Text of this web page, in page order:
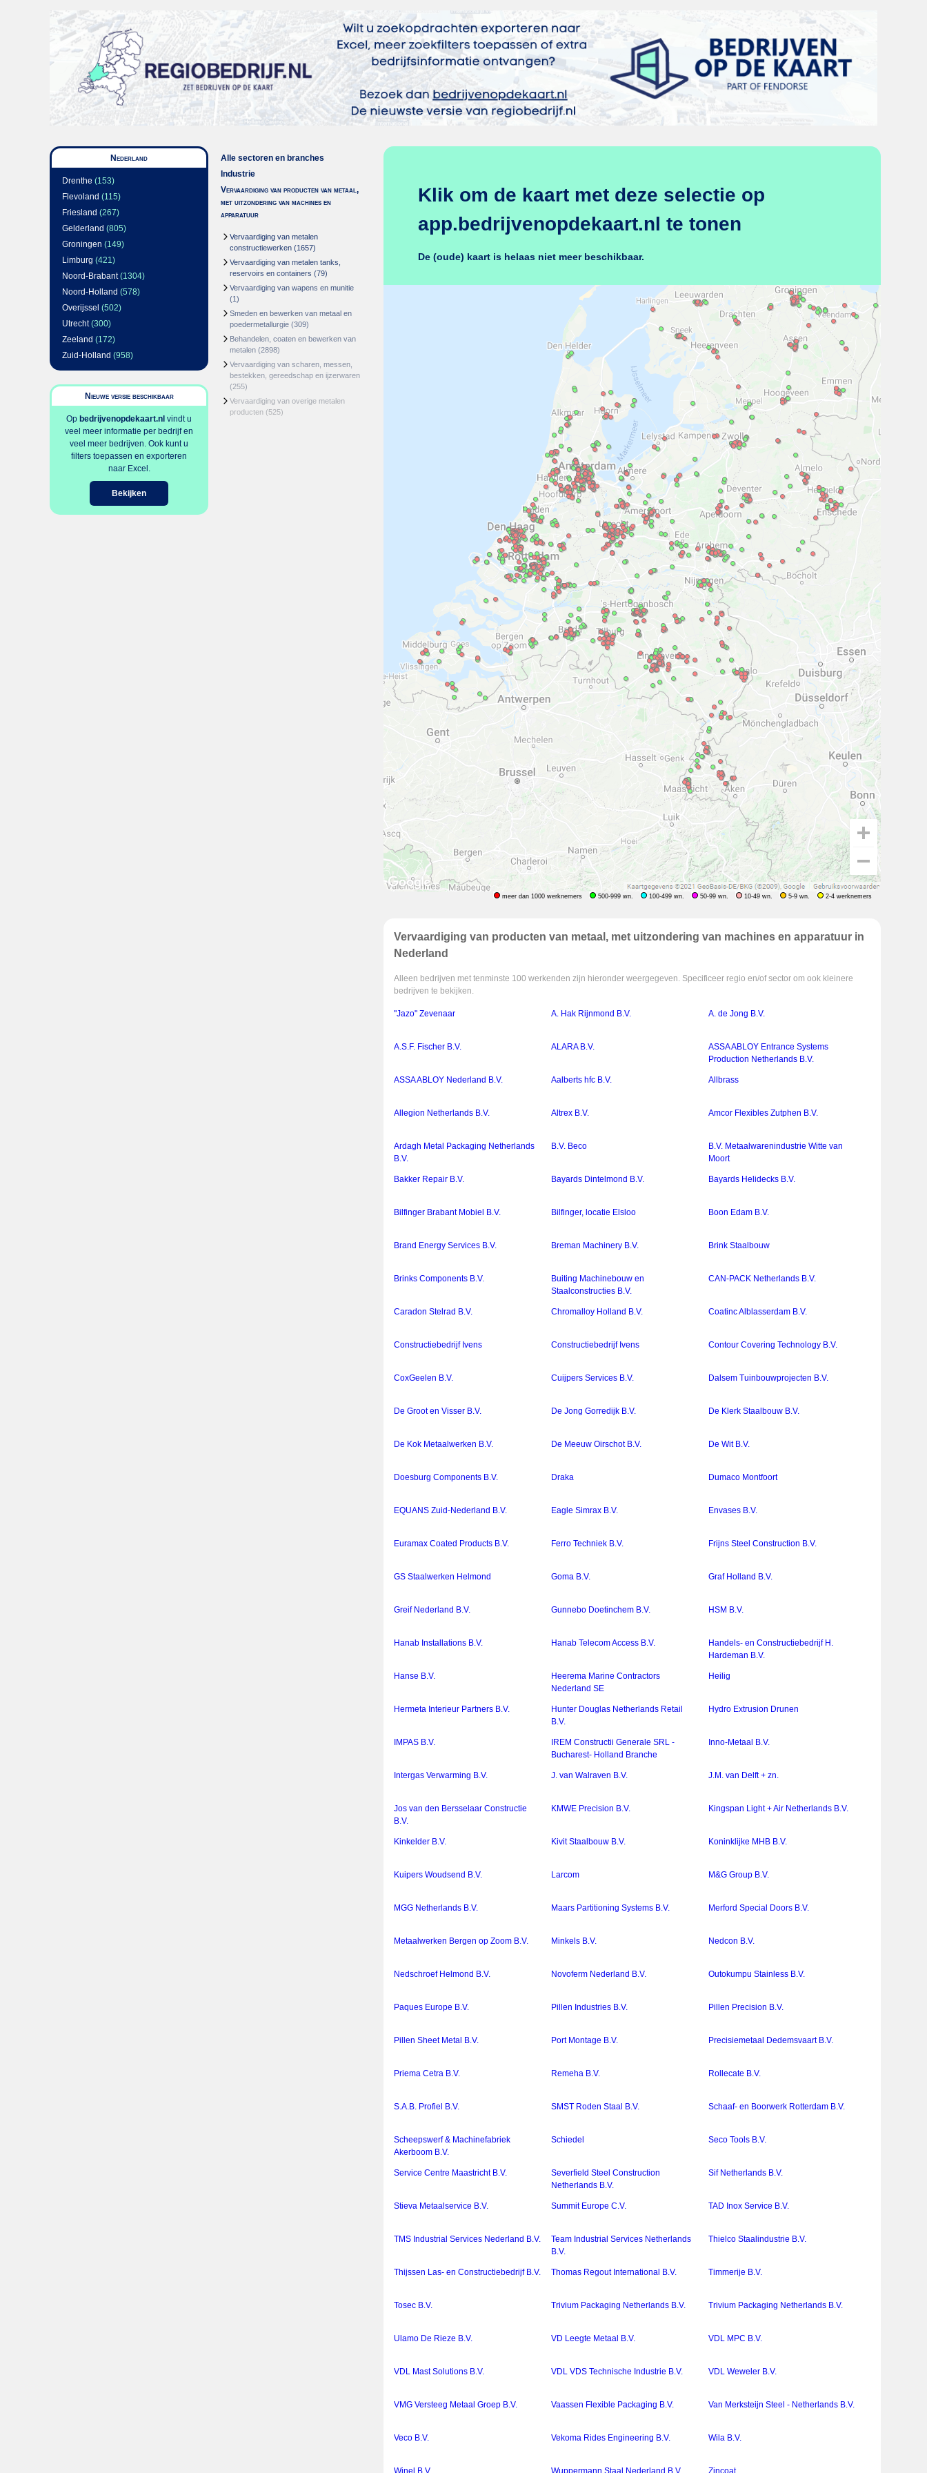
Nederland
Drenthe (153)
Flevoland (115)
Friesland (267)
Gelderland (805)
Groningen (149)
Limburg (421)
Noord-Brabant(1304)
Noord-Holland (578)
Overijssel (502)
Utrecht(300)
Zeeland (172)
Zuid-Holland (958)
Nieuwe versie beschikbaar
Op bedrijvenopdekaart.nl vindt u
veel meer informatie per bedrijf en
veel meer bedrijven. Ook kunt u
filters toepassen en exporteren
naar Excel.
Bekijken
Alle sectoren en branches
Industrie
Vervaardiging van producten van metaal,
met uitzondering van machines en
apparatuur
Vervaardiging van metalen
constructiewerken (1657)
Vervaardiging van metalen tanks,
reservoirs en containers (79)
Vervaardiging van wapens en munitie
(1)
Smeden en bewerken van metaal en
poedermetallurgie (309)
Behandelen, coaten en bewerken van
metalen (2898)
Vervaardiging van scharen, messen,
bestekken, gereedschap en ijzerwaren
(255)
Vervaardiging van overige metalen
producten (525)
Klik om de kaart met deze selectie op
app.bedrijvenopdekaart.nl te tonen
De (oude) kaart is helaas niet meer beschikbaar.
meer dan 1000 werknemers 500-999 wn. 100-499 wn. 50-99 wn. 10-49 wn. 5-9 wn. 2-4 werknemers
Vervaardiging van producten van metaal, met uitzondering van machines en apparatuur in
Nederland
Alleen bedrijven met tenminste 100 werkenden zijn hieronder weergegeven. Specificeer regio en/of sector om ook kleinere
bedrijven te bekijken.
"Jazo" Zevenaar A. Hak Rijnmond B.V. A. de Jong B.V.
A.S.F. Fischer B.V. ALARA B.V.
ASSA ABLOY Entrance Systems
Production Netherlands B.V.
ASSA ABLOY Nederland B.V. Aalberts hfc B.V. Allbrass
Allegion Netherlands B.V. Altrex B.V. Amcor Flexibles Zutphen B.V.
Ardagh Metal Packaging Netherlands
B.V.
B.V. Beco
B.V. Metaalwarenindustrie Witte van
Moort
Bakker Repair B.V. Bayards Dintelmond B.V. Bayards Helidecks B.V.
Bilfinger Brabant Mobiel B.V. Bilfinger, locatie Elsloo Boon Edam B.V.
Brand Energy Services B.V. Breman Machinery B.V. Brink Staalbouw
Brinks Components B.V.
Buiting Machinebouw en
Staalconstructies B.V.
CAN-PACK Netherlands B.V.
Caradon Stelrad B.V. Chromalloy Holland B.V. Coatinc Alblasserdam B.V.
Constructiebedrijf Ivens Constructiebedrijf Ivens Contour Covering Technology B.V.
CoxGeelen B.V. Cuijpers Services B.V. Dalsem Tuinbouwprojecten B.V.
De Groot en Visser B.V. De Jong Gorredijk B.V. De Klerk Staalbouw B.V.
De Kok Metaalwerken B.V. De Meeuw Oirschot B.V. De Wit B.V.
Doesburg Components B.V. Draka Dumaco Montfoort
EQUANS Zuid-Nederland B.V. Eagle Simrax B.V. Envases B.V.
Euramax Coated Products B.V. Ferro Techniek B.V. Frijns Steel Construction B.V.
GS Staalwerken Helmond Goma B.V. Graf Holland B.V.
Greif Nederland B.V. Gunnebo Doetinchem B.V. HSM B.V.
Hanab Installations B.V. Hanab Telecom Access B.V.
Handels- en Constructiebedrijf H.
Hardeman B.V.
Hanse B.V.
Heerema Marine Contractors
Nederland SE
Heilig
Hermeta Interieur Partners B.V.
Hunter Douglas Netherlands Retail
B.V.
Hydro Extrusion Drunen
IMPAS B.V.
IREM Constructii Generale SRL -
Bucharest- Holland Branche
Inno-Metaal B.V.
Intergas Verwarming B.V. J. van Walraven B.V. J.M. van Delft + zn.
Jos van den Bersselaar Constructie
B.V.
KMWE Precision B.V. Kingspan Light + Air Netherlands B.V.
Kinkelder B.V. Kivit Staalbouw B.V. Koninklijke MHB B.V.
Kuipers Woudsend B.V. Larcom M&G Group B.V.
MGG Netherlands B.V. Maars Partitioning Systems B.V. Merford Special Doors B.V.
Metaalwerken Bergen op Zoom B.V. Minkels B.V. Nedcon B.V.
Nedschroef Helmond B.V. Novoferm Nederland B.V. Outokumpu Stainless B.V.
Paques Europe B.V. Pillen Industries B.V. Pillen Precision B.V.
Pillen Sheet Metal B.V. Port Montage B.V. Precisiemetaal Dedemsvaart B.V.
Priema Cetra B.V. Remeha B.V. Rollecate B.V.
S.A.B. Profiel B.V. SMST Roden Staal B.V. Schaaf- en Boorwerk Rotterdam B.V.
Scheepswerf & Machinefabriek
Akerboom B.V.
Schiedel Seco Tools B.V.
Service Centre Maastricht B.V.
Severfield Steel Construction
Netherlands B.V.
Sif Netherlands B.V.
Stieva Metaalservice B.V. Summit Europe C.V. TAD Inox Service B.V.
TMS Industrial Services Nederland B.V.
Team Industrial Services Netherlands
B.V.
Thielco Staalindustrie B.V.
Thijssen Las- en Constructiebedrijf B.V. Thomas Regout International B.V. Timmerije B.V.
Tosec B.V. Trivium Packaging Netherlands B.V. Trivium Packaging Netherlands B.V.
Ulamo De Rieze B.V. VD Leegte Metaal B.V. VDL MPC B.V.
VDL Mast Solutions B.V. VDL VDS Technische Industrie B.V. VDL Weweler B.V.
VMG Versteeg Metaal Groep B.V. Vaassen Flexible Packaging B.V. Van Merksteijn Steel - Netherlands B.V.
Veco B.V. Vekoma Rides Engineering B.V. Wila B.V.
Winel B.V. Wuppermann Staal Nederland B.V. Zincoat